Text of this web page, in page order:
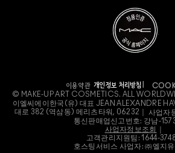
이용약관 개인정보 처리방침
© MAKE-UP ART COSMETICS. ALL
이엘씨에이한국(유) 대표 JEAN ALEXANDRE
대로 382 (역삼동) 메리츠타워, 06232｜ 사업자
통신판매업신고번호: 강남-
사업자정보조회
고객관리지원팀: 1644-3748
호스팅서비스 사업자: ㈜엘지